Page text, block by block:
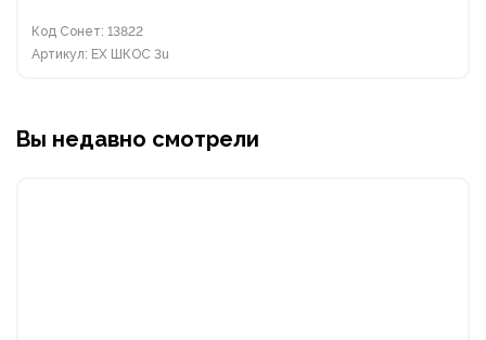
Код Сонет: 13822
Артикул: EX ШКОС 3u
Вы недавно смотрели